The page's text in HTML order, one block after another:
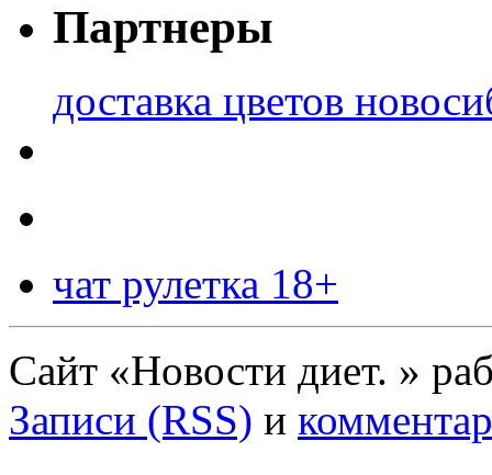
Партнеры
доставка цветов
чат рулетка 18+
Сайт «Новости диет. »
Записи (RSS) и